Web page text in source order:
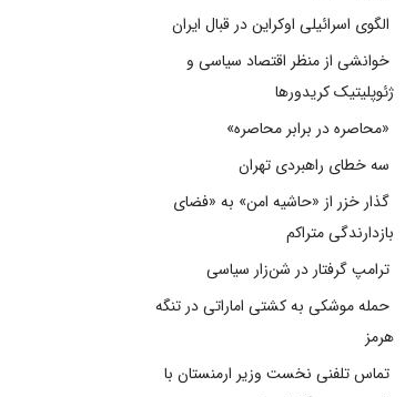
الگوی اسرائیلی اوکراین در قبال ایران
خوانشی از منظر اقتصاد سیاسی و
ژئوپلیتیک کریدورها
«محاصره در برابر محاصره»
سه خطای راهبردی تهران
گذار خزر از «حاشیه امن» به «فضای
بازدارندگی متراکم
ترامپ گرفتار در شن‌زار سیاسی
حمله موشکی به کشتی اماراتی در تنگه
هرمز
تماس تلفنی نخست وزیر ارمنستان با